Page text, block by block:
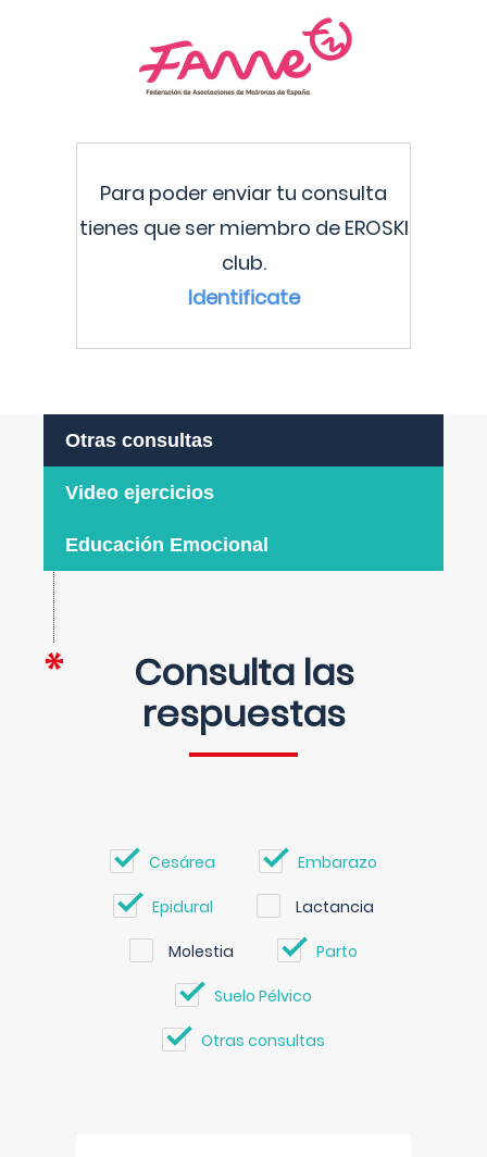
Para poder enviar tu consulta
tienes que ser miembro de EROSKI
club.
Identificate
Otras consultas
Video ejercicios
Educación Emocional
Consulta las
respuestas
Cesárea Embarazo
Epidural Lactancia
Molestia Parto
Suelo Pélvico
Otras consultas